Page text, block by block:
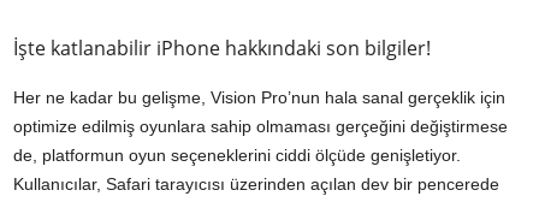
İşte katlanabilir iPhone hakkındaki son bilgiler!
Her ne kadar bu gelişme, Vision Pro’nun hala sanal gerçeklik için
optimize edilmiş oyunlara sahip olmaması gerçeğini değiştirmese
de, platformun oyun seçeneklerini ciddi ölçüde genişletiyor.
Kullanıcılar, Safari tarayıcısı üzerinden açılan dev bir pencerede